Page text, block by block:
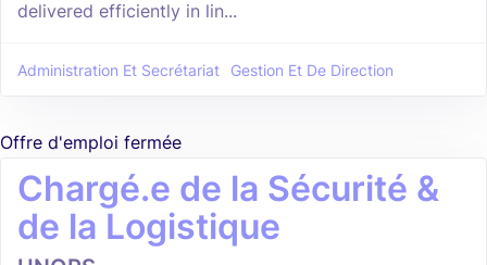
delivered efficiently in lin...
Administration Et Secrétariat Gestion Et De Direction
Offre d'emploi fermée
Chargé.e de la Sécurité &
de la Logistique